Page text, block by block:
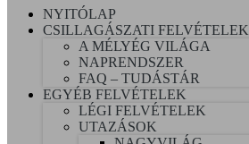
NYITÓLAP
CSILLAGÁSZATI FELVÉTELEK
A MÉLYÉG VILÁGA
NAPRENDSZER
FAQ – TUDÁSTÁR
EGYÉB FELVÉTELEK
LÉGI FELVÉTELEK
UTAZÁSOK